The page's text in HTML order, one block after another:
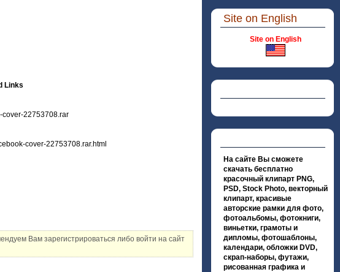
Links
cover-22753708.rar
cover-22753708.rar.html
Вам зарегистрироваться либо войти на сайт
Site on English
Site on English
На сайте Вы сможете
скачать бесплатно
красочный клипарт PNG,
PSD, Stock Photo, векторный
клипарт, красивые
авторские рамки для фото,
фотоальбомы, фотокниги,
виньетки, грамоты и
дипломы, фотошаблоны,
календари, обложки DVD,
скрап-наборы, футажи,
рисованная графика и